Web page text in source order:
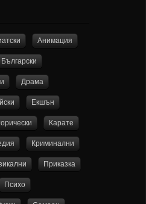
Анимация
Български
Драма
Екшън
Карате
Криминални
Приказка
Психо